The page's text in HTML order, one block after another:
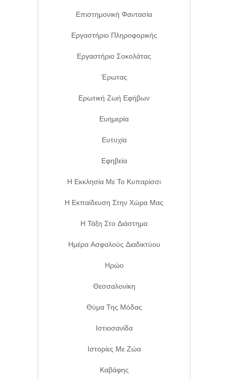
Επιστημονική Φαντασία
Εργαστήριο Πληροφορικής
Εργαστήριο Σοκολάτας
Έρωτας
Ερωτική Ζωή Εφήβων
Ευημερία
Ευτυχία
Εφηβεία
Η Εκκλησία Με Το Κυπαρίσσι
Η Εκπαίδευση Στην Χώρα Μας
Η Τάξη Στο Διάστημα
Ημέρα Ασφαλούς Διαδικτύου
Ηρώο
Θεσσαλονίκη
Θύμα Της Μόδας
Ιστιοσανίδα
Ιστορίες Με Ζώα
Καβάφης